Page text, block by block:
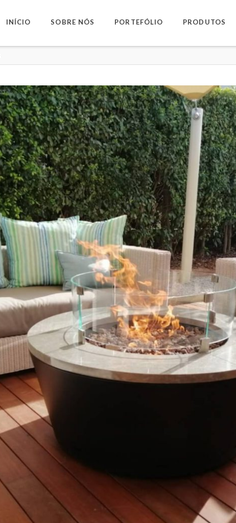
INÍCIO SOBRE NÓS PORTEFÓLIO PRODUTOS